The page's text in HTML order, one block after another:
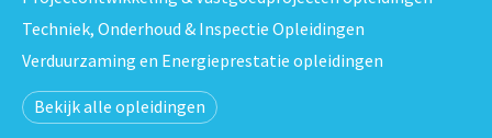
Techniek, Onderhoud & Inspectie Opleidingen
Verduurzaming en Energieprestatie opleidingen
Bekijk alle opleidingen